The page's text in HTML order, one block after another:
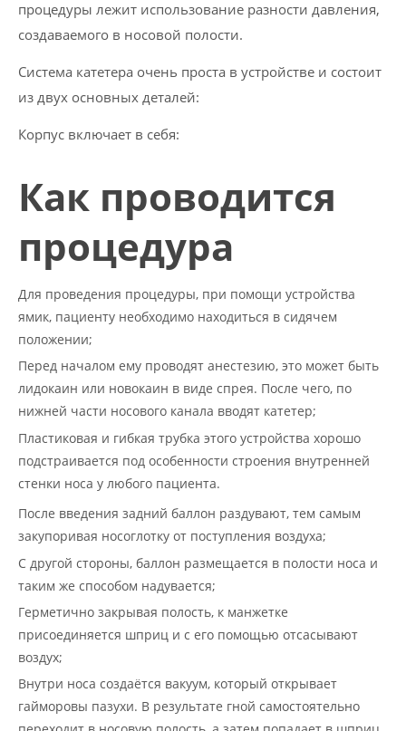
процедуры лежит использование разности давления,
создаваемого в носовой полости.
Система катетера очень проста в устройстве и состоит
из двух основных деталей:
Корпус включает в себя:
Как проводится
процедура
Для проведения процедуры, при помощи устройства
ямик, пациенту необходимо находиться в сидячем
положении;
Перед началом ему проводят анестезию, это может быть
лидокаин или новокаин в виде спрея. После чего, по
нижней части носового канала вводят катетер;
Пластиковая и гибкая трубка этого устройства хорошо
подстраивается под особенности строения внутренней
стенки носа у любого пациента.
После введения задний баллон раздувают, тем самым
закупоривая носоглотку от поступления воздуха;
С другой стороны, баллон размещается в полости носа и
таким же способом надувается;
Герметично закрывая полость, к манжетке
присоединяется шприц и с его помощью отсасывают
воздух;
Внутри носа создаётся вакуум, который открывает
гайморовы пазухи. В результате гной самостоятельно